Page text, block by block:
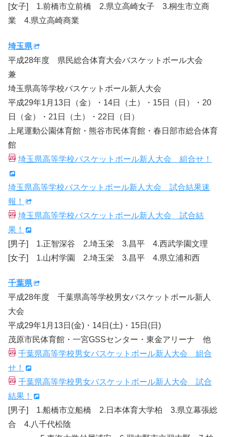
[女子] 1.前橋市立前橋 2.県立高崎女子 3.桐生市立商
業 4.県立高崎商業
埼玉県
平成28年度 県民総合体育大会バスケットボール大会
兼
埼玉県高等学校バスケットボール新人大会
平成29年1月13日（金）・14日（土）・15日（日）・20
日（金）・21日（土）・22日（日）
上尾運動公園体育館・熊谷市民体育館・春日部市総合体育
館
埼玉県高等学校バスケットボール新人大会 組合せ！
埼玉県高等学校バスケットボール新人大会 試合結果速
報！
埼玉県高等学校バスケットボール新人大会 試合結
果！
[男子] 1.正智深谷 2.埼玉栄 3.昌平 4.西武学園文理
[女子] 1.山村学園 2.埼玉栄 3.昌平 4.県立浦和西
千葉県
平成28年度 千葉県高等学校男女バスケットボール新人
大会
平成29年1月13日(金)・14日(土)・15日(日)
茂原市民体育館・一宮GSSセンター・東金アリーナ 他
千葉県高等学校男女バスケットボール新人大会 組合
せ！
千葉県高等学校男女バスケットボール新人大会 試合
結果！
[男子] 1.船橋市立船橋 2.日本体育大学柏 3.県立幕張総
合 4.八千代松陰